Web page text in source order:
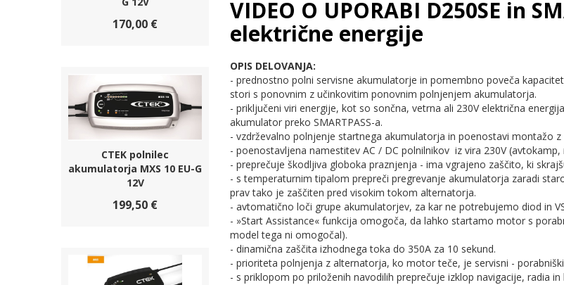
170,00 €
CTEK polnilec
akumulatorja MXS 10 EU-G
12V
199,50 €
VIDEO O UPORABI D250SE in
električne energije
OPIS DELOVANJA:
- prednostno polni servisne akumulatorje in pomembno poveča
stori s ponovnim z učinkovitim ponovnim polnjenjem akumulatorja.
- priključeni viri energije, kot so sončna, vetrna ali 230V električna
akumulator preko SMARTPASS-a.
- vzdrževalno polnjenje startnega akumulatorja in poenostavi montažo
- poenostavljena namestitev AC / DC polnilnikov iz vira 230V
- preprečuje škodljiva globoka praznjenja - ima vgrajeno zaščito, ki
- s temperaturnim tipalom prepreči pregrevanje akumulatorja zaradi
prav tako je zaščiten pred visokim tokom alternatorja.
- avtomatično loči grupe akumulatorjev, za kar ne potrebujemo diod in
- »Start Assistance« funkcija omogoča, da lahko startamo motor s
model tega ni omogočal).
- dinamična zaščita izhodnega toka do 350A za 10 sekund.
- prioriteta polnjenja z alternatorja, ko motor teče, je servisni -
- s priklopom po priloženih navodilih preprečuje izklop navigacije, radia